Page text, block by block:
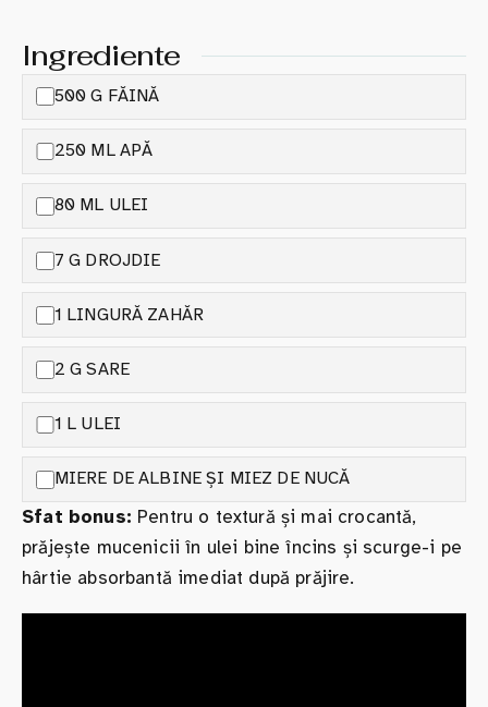
Ingrediente
500 G FĂINĂ
250 ML APĂ
80 ML ULEI
7 G DROJDIE
1 LINGURĂ ZAHĂR
2 G SARE
1 L ULEI
MIERE DE ALBINE ȘI MIEZ DE NUCĂ
Sfat bonus: Pentru o textură și mai crocantă,
prăjește mucenicii în ulei bine încins și scurge-i pe
hârtie absorbantă imediat după prăjire.